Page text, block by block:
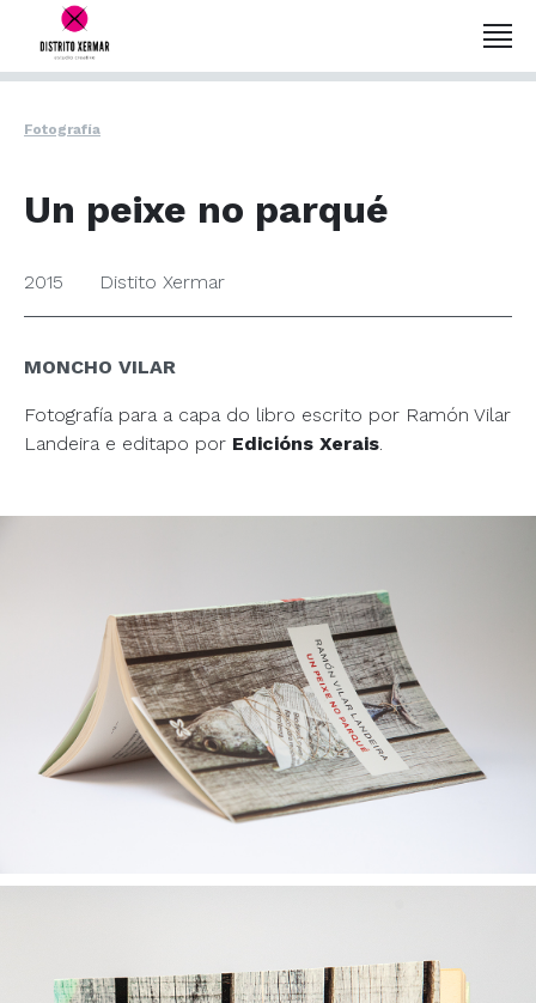
Fotografía
Un peixe no parqué
2015 Distito Xermar
MONCHO VILAR
Fotografía para a capa do libro escrito por Ramón Vilar
Landeira e editapo por Edicións Xerais.